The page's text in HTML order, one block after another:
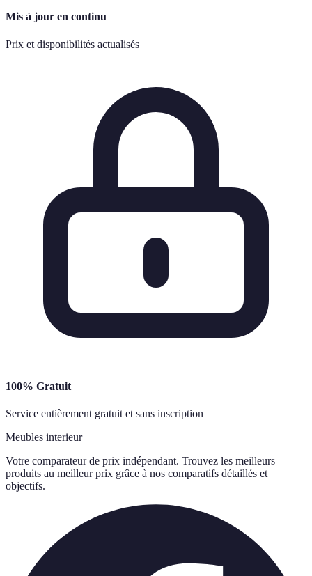
Mis à jour en continu
Prix et disponibilités actualisés
100% Gratuit
Service entièrement gratuit et sans inscription
Meubles interieur
Votre comparateur de prix indépendant. Trouvez les meilleurs
produits au meilleur prix grâce à nos comparatifs détaillés et
objectifs.